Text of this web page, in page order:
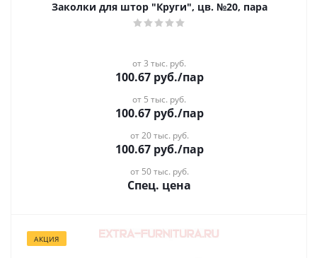
Заколки для штор "Круги", цв. №20, пара
от 3 тыс. руб.
100.67руб./пар
от 5 тыс. руб.
100.67руб./пар
от 20 тыс. руб.
100.67руб./пар
от 50 тыс. руб.
Спец. цена
АКЦИЯ